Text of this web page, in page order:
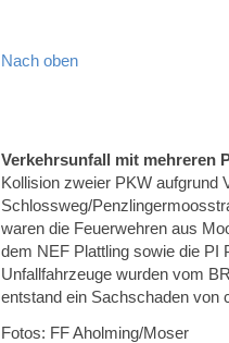
Nach oben
Verkehrsunfall mit mehreren
Kollision zweier PKW aufgrund
Schlossweg/
waren die Feuerwehren aus
dem NEF Plattling sowie die PI
Unfallfahrzeuge wurden vom
entstand ein Sachschaden von
Fotos: FF Aholming/Moser